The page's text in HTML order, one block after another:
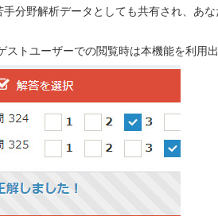
手分野解析データとしても共有され、あ
ストユーザーでの閲覧時は本機能を利用出